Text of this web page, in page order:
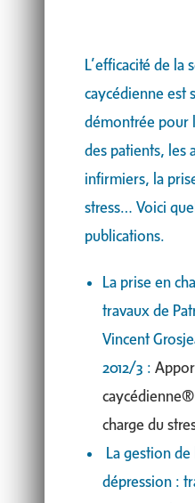
L’efficacité de la
caycédienne est
démontrée pour
des patients, les
infirmiers, la
stress… Voici
publications.
La prise en
travaux de
Vincent
2012/3 :
charge du
La gestion de
dépression :